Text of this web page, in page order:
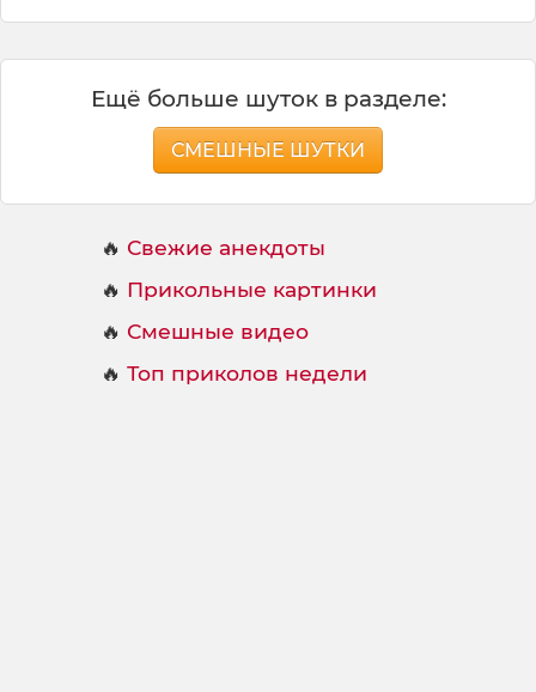
Ещё больше шуток в разделе:
СМЕШНЫЕ ШУТКИ
🔥 Свежие анекдоты
🔥 Прикольные картинки
🔥 Смешные видео
🔥 Топ приколов недели